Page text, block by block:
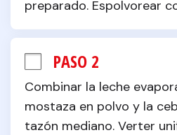
preparado. Espolvorear
PASO 2
Combinar la leche
mostaza en polvo y la
tazón mediano. Verter